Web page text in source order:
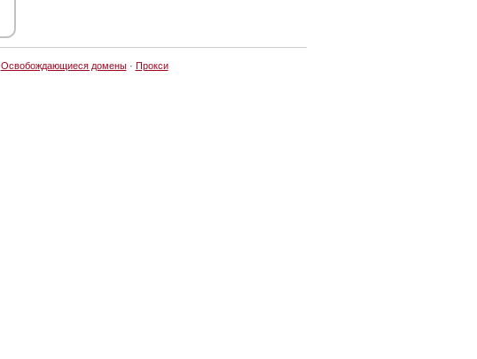
Освобождающиеся домены· Прокси